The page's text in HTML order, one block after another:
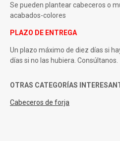
Se pueden plantear cabeceros o
acabados-colores
PLAZO DE ENTREGA
Un plazo máximo de diez días si
días si no las hubiera. Consúltanos.
OTRAS CATEGORÍAS
Cabeceros de forja